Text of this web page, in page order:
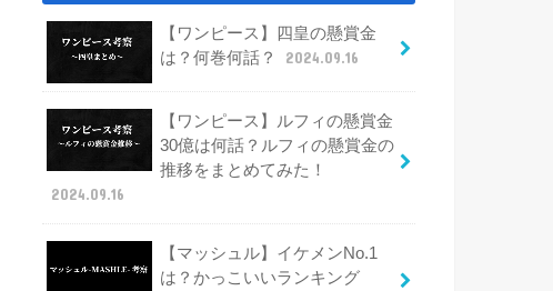
【ワンピース】四皇の懸賞金
は？何巻何話？
2024.09.16
【ワンピース】ルフィの懸賞金
30億は何話？ルフィの懸賞金の
推移をまとめてみた！
2024.09.16
【マッシュル】イケメンNo.1
は？かっこいいランキング